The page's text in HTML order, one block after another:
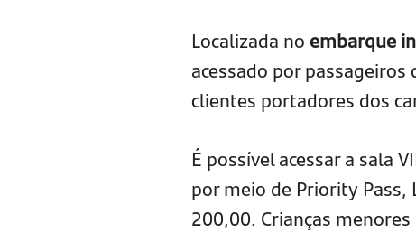
Localizada noembarque
acessado por
clientes portadores dos
É possível acessar a sala
por meio de Priority Pass,
200,00. Crianças